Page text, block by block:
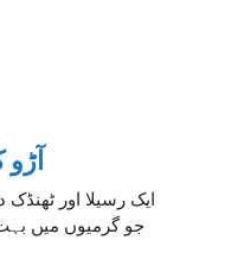
آڑو
جو گرمیوں میں بہت